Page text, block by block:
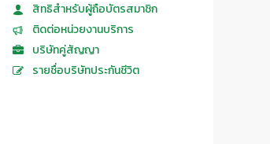
สิทธิสำหรับผู้ถือบัตรสมาชิก
ติดต่อหน่วยงานบริการ
บริษัทคู่สัญญา
รายชื่อบริษัทประกันชีวิต